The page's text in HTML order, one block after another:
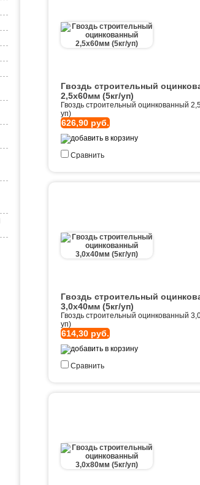
Гвоздь строительный
2,5х60мм (5кг/уп)
Гвоздь строительный оцинкованный
уп)
626,90 руб.
Сравнить
Гвоздь строительный
3,0х40мм (5кг/уп)
Гвоздь строительный оцинкованный
уп)
614,30 руб.
Сравнить